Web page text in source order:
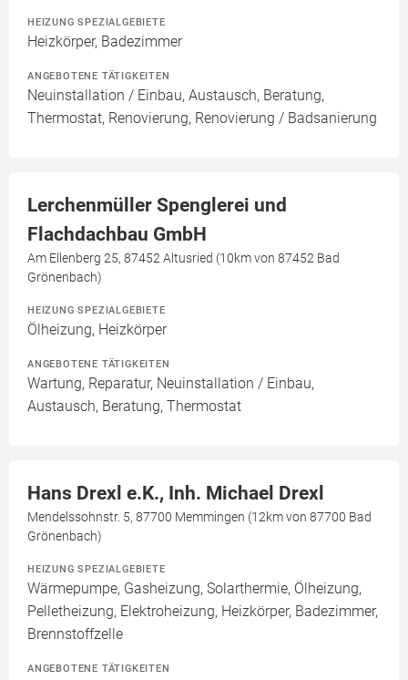
HEIZUNG SPEZIALGEBIETE
Heizkörper, Badezimmer
ANGEBOTENE TÄTIGKEITEN
Neuinstallation / Einbau, Austausch, Beratung,
Thermostat, Renovierung, Renovierung / Badsanierung
Lerchenmüller Spenglerei und
Flachdachbau GmbH
Am Ellenberg 25, 87452 Altusried (10km von 87452 Bad
Grönenbach)
HEIZUNG SPEZIALGEBIETE
Ölheizung, Heizkörper
ANGEBOTENE TÄTIGKEITEN
Wartung, Reparatur, Neuinstallation / Einbau,
Austausch, Beratung, Thermostat
Hans Drexl e.K., Inh. Michael Drexl
Mendelssohnstr. 5, 87700 Memmingen (12km von 87700 Bad
Grönenbach)
HEIZUNG SPEZIALGEBIETE
Wärmepumpe, Gasheizung, Solarthermie, Ölheizung,
Pelletheizung, Elektroheizung, Heizkörper, Badezimmer,
Brennstoffzelle
ANGEBOTENE TÄTIGKEITEN